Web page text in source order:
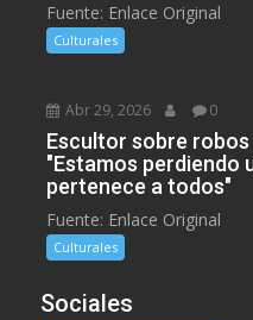
Fuente: Enlace Original
Culturales
Abr 29, 2026 0
Escultor sobre
"Estamos perdiendo
pertenece a todos"
Fuente: Enlace Original
Culturales
Sociales